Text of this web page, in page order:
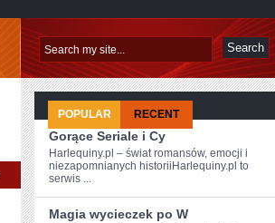
KWESTIE
MAJĄ
POPULAR RECENT
Gorące Seriale i Cy
Harlequiny.pl – świat romansów, emocji i
niezapomnianych historiiHarlequiny.pl to
serwis ...
Magia wycieczek po W